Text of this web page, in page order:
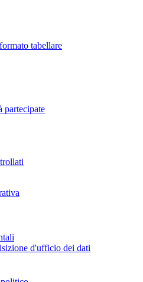
tabellare
partecipate
d'ufficio dei dati